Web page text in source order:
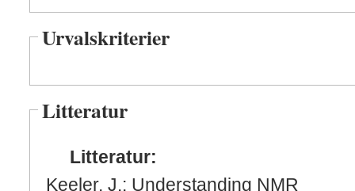
Urvalskriterier
Litteratur
Litteratur:
Keeler, J.: Understanding NMR